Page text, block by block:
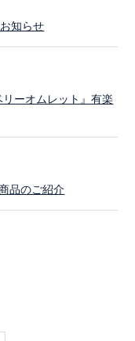
知らせ
リーオムレット』有楽
品のご紹介